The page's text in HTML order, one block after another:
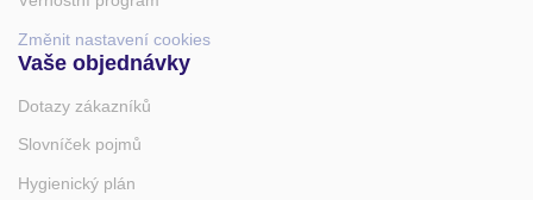
Změnit nastavení cookies
Vaše objednávky
Dotazy zákazníků
Slovníček pojmů
Hygienický plán